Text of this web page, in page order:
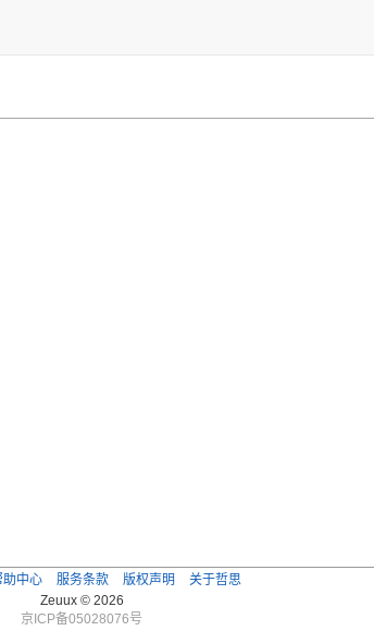
助中心 服务条款 版权声明
关于哲思
Zeuux © 2026
京ICP备05028076号